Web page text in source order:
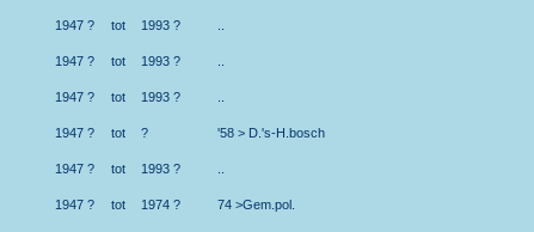
1947 ? tot 1993 ?
1947 ? tot 1993 ?
1947 ? tot 1993 ?
1947 ? tot ? '58 > D.'s-H.bosch
1947 ? tot 1993 ?
1947 ? tot 1974 ? 74 >Gem.pol.